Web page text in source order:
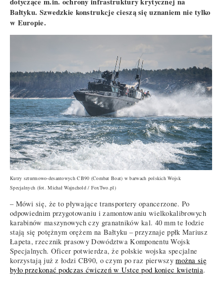
Bałtyku. Szwedzkie konstrukcje cieszą się uznaniem nie tylko
w Europie.
Kutry szturmowo-desantowych CB90 (Combat Boat) w barwach polskich Wojsk
Specjalnych (fot. Michał Wajnchold / FoxTwo.pl)
– Mówi się, że to pływające transportery opancerzone. Po
odpowiednim przygotowaniu i zamontowaniu wielkokalibrowych
karabinów maszynowych czy granatników kal. 40 mm te łodzie
stają się potężnym orężem na Bałtyku – przyznaje ppłk Mariusz
Łapeta, rzecznik prasowy Dowództwa Komponentu Wojsk
Specjalnych. Oficer potwierdza, że polskie wojska specjalne
korzystają już z łodzi CB90, o czym po raz pierwszymożna się
było przekonać podczas ćwiczeń w Ustce pod koniec kwietnia.